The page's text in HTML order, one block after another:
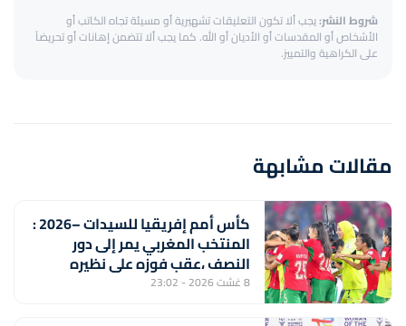
شروط النشر:يجب ألا تكون التعليقات تشهيرية أو مسيئة تجاه الكاتب أو
الأشخاص أو المقدسات أو الأديان أو الله. كما يجب ألا تتضمن إهانات أو تحريضاً
على الكراهية والتمييز.
مقالات مشابهة
كأس أمم إفريقيا للسيدات –2026 :
المنتخب المغربي يمر إلى دور
النصف ،عقب فوزه على نظيره
8 غشت 2026 - 23:02